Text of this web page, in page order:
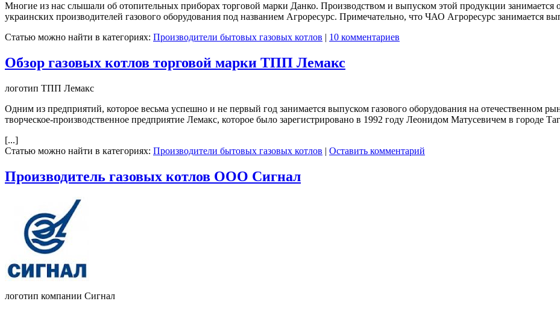
Многие из нас слышали об отопительных приборах торговой марки Данко. Производством и выпуском этой продукции занимается
украинских производителей газового оборудования под названием Агроресурс. Примечательно, что ЧАО Агроресурс занимается
Статью можно найти в категориях: Производители бытовых газовых котлов | 10 комментариев
Обзор газовых котлов торговой марки ТПП Лемакс
логотип ТПП Лемакс
Одним из предприятий, которое весьма успешно и не первый год занимается выпуском газового оборудования на отечественном
творческое-производственное предприятие Лемакс, которое было зарегистрировано в 1992 году Леонидом Матусевичем в городе
[...]
Статью можно найти в категориях: Производители бытовых газовых котлов | Оставить комментарий
Производитель газовых котлов ООО Сигнал
логотип компании Сигнал